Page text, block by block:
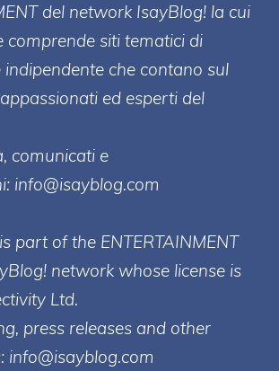
del network IsayBlog! la cui
comprende siti tematici di
che contano sul
ed esperti del
comunicati e
info@isayblog.com
part of the ENTERTAINMENT
network whose license is
Ltd.
press releases and other
info@isayblog.com